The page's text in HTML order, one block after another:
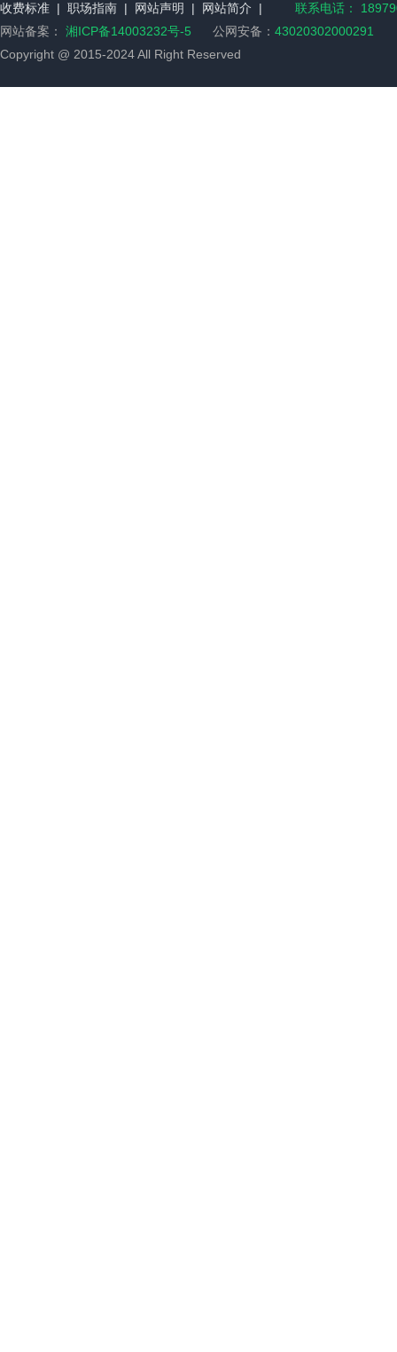
收费标准 | 职场指南 | 网站声明 | 网站简介 |
联系电话：
网站备案： 湘ICP备14003232号-5 公网安备： 43020302000291
Copyright @ 2015-2024 All Right Reserved